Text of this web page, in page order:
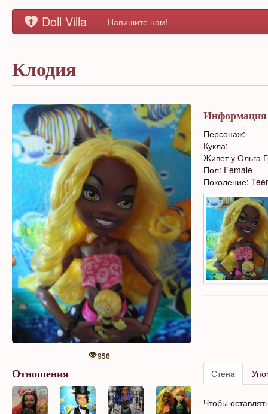
Doll Villa Напишите нам!
Клодия
956
Информация
Персонаж:
Кукла:
Живет у Ольга
Пол: Female
Поколение:
Отношения Стена
Чтобы